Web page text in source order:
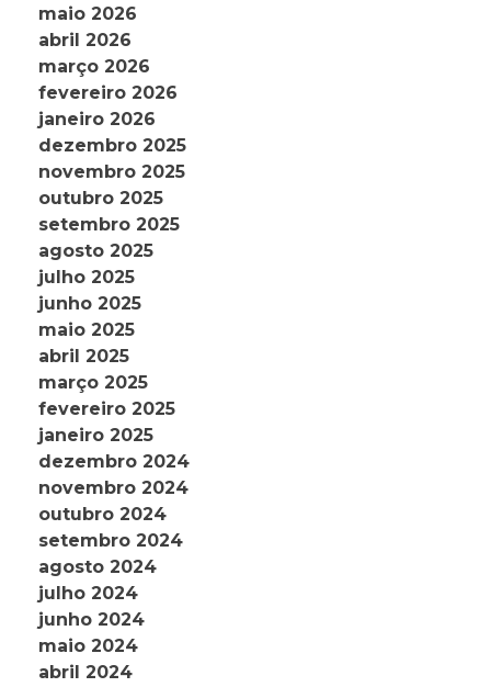
maio 2026
abril 2026
março 2026
fevereiro 2026
janeiro 2026
dezembro 2025
novembro 2025
outubro 2025
setembro 2025
agosto 2025
julho 2025
junho 2025
maio 2025
abril 2025
março 2025
fevereiro 2025
janeiro 2025
dezembro 2024
novembro 2024
outubro 2024
setembro 2024
agosto 2024
julho 2024
junho 2024
maio 2024
abril 2024